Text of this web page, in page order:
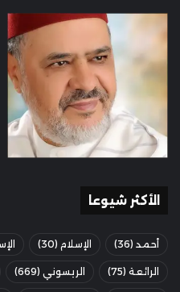
الأكثر شيوعا
أحمد (36) الإسلام (30)
الرائعة (75) الريسوني (669)